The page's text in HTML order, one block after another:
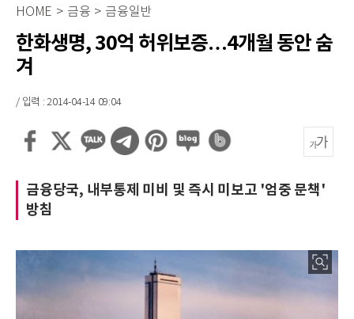
HOME > 금융 > 금융일반
한화생명, 30억 허위보증…4개월 동안 숨
겨
/ 입력 : 2014-04-14 09:04
금융당국, 내부통제 미비 및 즉시 미보고 '엄중 문책'
방침